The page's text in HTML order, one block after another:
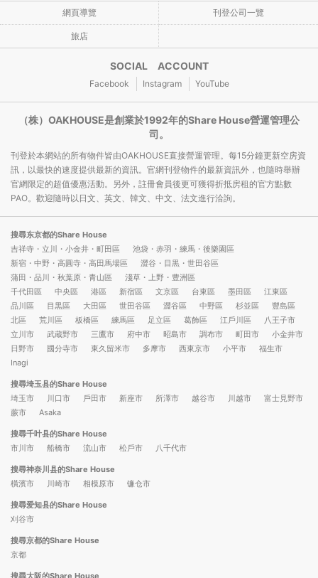
網頁導覽 刊登公司一覽
旅店
SOCIAL ACCOUNT
Facebook Instagram YouTube
（株）OAKHOUSE是創業於1992年的Share House營運管理公
司。
刊登於本網站的所有物件皆由OAKHOUSE直接營運管理。每15分鐘更新空房資
訊，以最快的速度提供最新的資訊。官網刊登物件的最新資訊外，也隨時舉辦
官網限定的超值優惠活動。另外，註冊會員後更可獲得折抵房租的官方點數
PAO。歡迎隨時以日文、英文、韓文、中文、法文進行洽詢。
搜尋东京都的Share House
吉祥寺・立川・小金井・町田區
池袋・赤羽・練馬・後樂園區
新宿・中野・高圓寺・高田馬場區
澀谷・目黒・世田谷區
蒲田・品川・秋葉原・青山區
淺草・上野・豊洲區
千代田區
中央區 港區 新宿區 文京區 台東區 墨田區
江東區
品川區
目黒區 大田區 世田谷區 澀谷區 中野區 杉並區
豐島區
北區
荒川區 板橋區 練馬區 足立區 葛飾區 江戶川區
八王子市
立川市
武蔵野市 三鷹市 府中市 昭島市 調布市 町田市
小金井市
日野市
國分寺市 東久留米市 多摩市 西東京市 小平市
福生市
Inagi
搜尋埼玉县的Share House
埼玉市
川口市 戶田市 新座市 所澤市 越谷市 川越市
富士見野市
蕨市
Asaka
搜尋千叶县的Share House
市川市
船橋市 流山市 松戶市 八千代市
搜尋神奈川县的Share House
橫濱市
川崎市 相模原市 镰仓市
搜尋爱知县的Share House
刈谷市
搜尋京都的Share House
京都
搜尋大阪的Share House